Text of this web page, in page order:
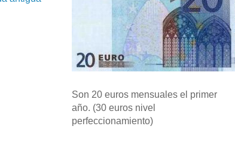
Son 20 euros mensuales el primer
año. (30 euros nivel
perfeccionamiento)